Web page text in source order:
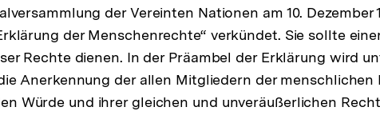
der Vereinten Nationen am 10. Dezember
der Menschenrechte“ verkündet. Sie sollte
Rechte dienen. In der Präambel der Erklärung wird
Anerkennung der allen Mitgliedern der menschlichen
Würde und ihrer gleichen und unveräußerlichen